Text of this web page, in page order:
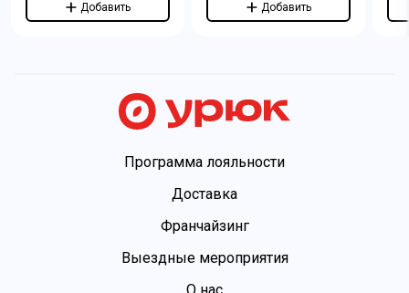
Добавить Добавить
Программа лояльности
Доставка
Франчайзинг
Выездные мероприятия